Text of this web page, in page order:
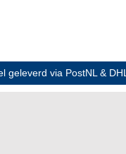
via PostNL & DHL